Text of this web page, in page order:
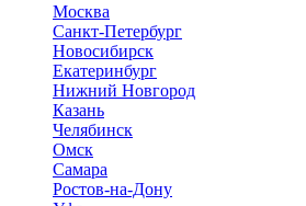
Москва
Санкт-Петербург
Новосибирск
Екатеринбург
Нижний Новгород
Казань
Челябинск
Омск
Самара
Ростов-на-Дону